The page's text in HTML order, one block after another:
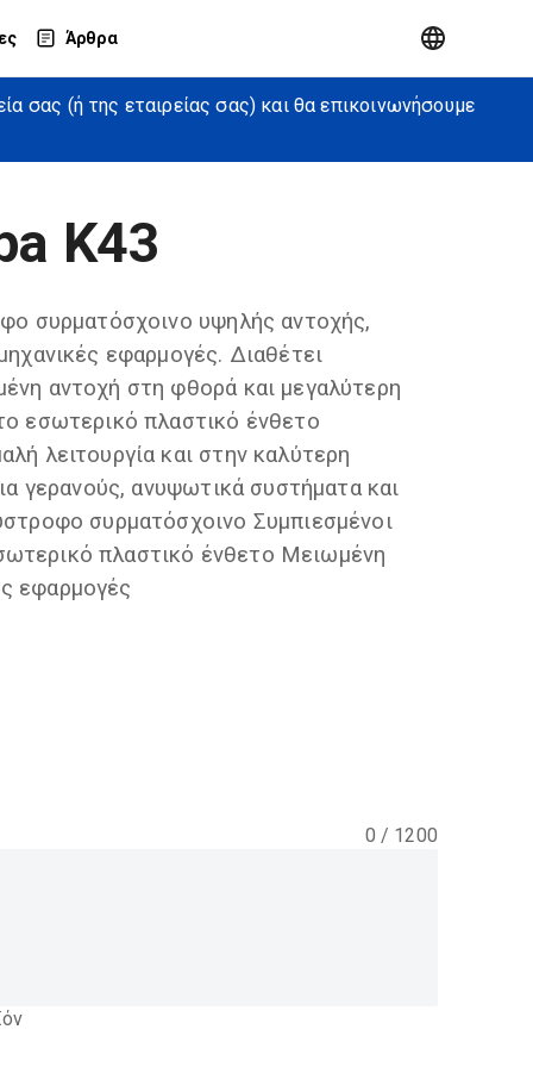
Άρθρα
(ή της εταιρείας σας) και θα επικοινωνήσουμε
K43
συρματόσχοινο υψηλής αντοχής,
εφαρμογές. Διαθέτει
αντοχή στη φθορά και μεγαλύτερη
εσωτερικό πλαστικό ένθετο
λειτουργία και στην καλύτερη
γερανούς, ανυψωτικά συστήματα και
συρματόσχοινο Συμπιεσμένοι
πλαστικό ένθετο Μειωμένη
εφαρμογές
0 / 1200